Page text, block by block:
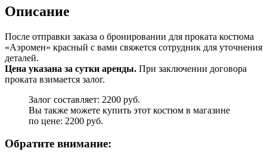
Описание
После отправки заказа о бронировании для проката костюма
«Аэромен» красный с вами свяжется сотрудник для уточнения
деталей.
Цена указана за сутки аренды. При заключении договора
проката взимается залог.
Залог составляет: 2200 руб.
Вы также можете купить этот костюм в магазине
по цене: 2200 руб.
Обратите внимание: